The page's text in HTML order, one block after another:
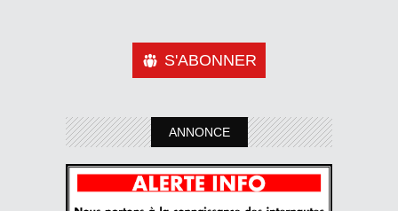
S'ABONNER
ANNONCE